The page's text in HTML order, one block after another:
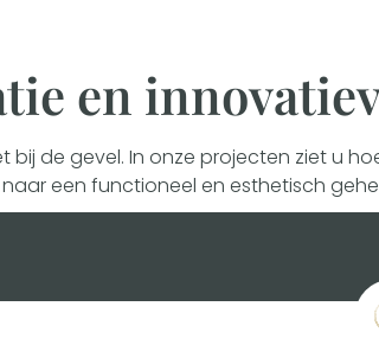
en
de gevel. In onze projecten ziet u
een functioneel en esthetisch